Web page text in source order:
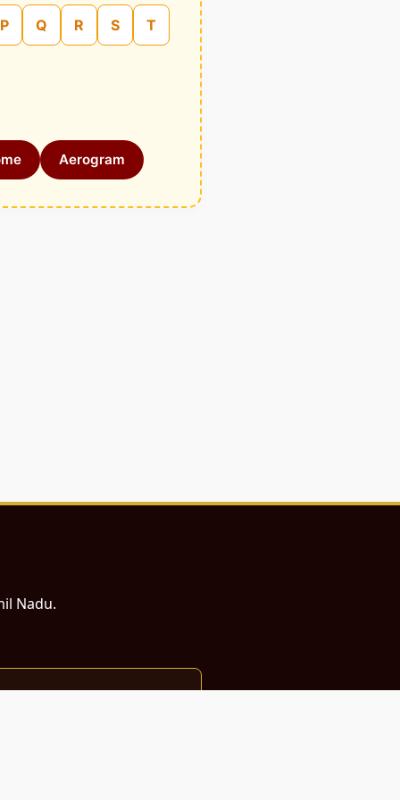
P Q R S T
Aerogram
Nadu.